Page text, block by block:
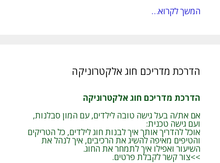
המשך לקרוא…
הדרכת מדריכם חוג אלקטרוניקה
הדרכת מדריכם חוג אלקטרוניקה
אם את/ה בעל גישה טובה לילדים, עם המון סבלנות,
ועם גישה טכנית:
אוכל להדריך אותך איך לבנות חוג לילדים, כל הטריקים
והטיפים מאיפה להשיג את הרכיבים, איך לנהל את
השיעור ואפילו איך לתמחר את החוג.
>>צור קשר לקבלת פרטים.